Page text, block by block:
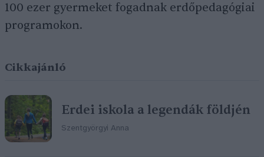
100 ezer gyermeket fogadnak erdőpedagógiai
programokon.
Cikkajánló
Erdei iskola a legendák földjén
Szentgyörgyi Anna